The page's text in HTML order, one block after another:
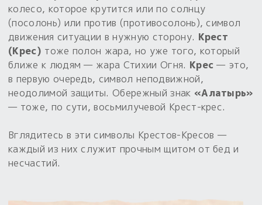
колесо, которое крутится или по солнцу
(посолонь) или против (противосолонь), символ
движения ситуации в нужную сторону. Крест
(Крес) тоже полон жара, но уже того, который
ближе к людям — жара Стихии Огня. Крес — это,
в первую очередь, символ неподвижной,
неодолимой защиты. Обережный знак «Алатырь»
— тоже, по сути, восьмилучевой Крест-крес.
Вглядитесь в эти символы Крестов-Кресов —
каждый из них служит прочным щитом от бед и
несчастий.